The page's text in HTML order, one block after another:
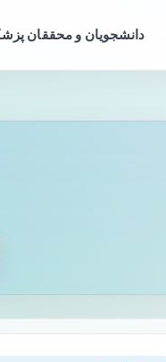
دانشجویان و محققان